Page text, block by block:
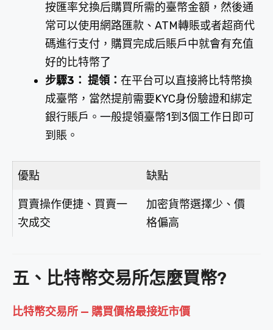
按匯率兌換后購買所需的臺幣金額，然後通
常可以使用網路匯款、ATM轉賬或者超商代
碼進行支付，購買完成后賬戶中就會有充值
好的比特幣了
步驟3： 提領： 在平台可以直接將比特幣換
成臺幣，當然提前需要KYC身份驗證和綁定
銀行賬戶。一般提領臺幣1到3個工作日即可
到賬。
優點 缺點
買賣操作便捷、買賣一
次成交
加密貨幣選擇少、價
格偏高
五、比特幣交易所怎麼買幣?
比特幣交易所 — 購買價格最接近市價